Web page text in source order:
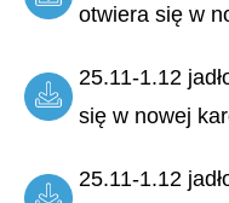
otwiera się w
25.11-1.12
się w nowej
25.11-1.12